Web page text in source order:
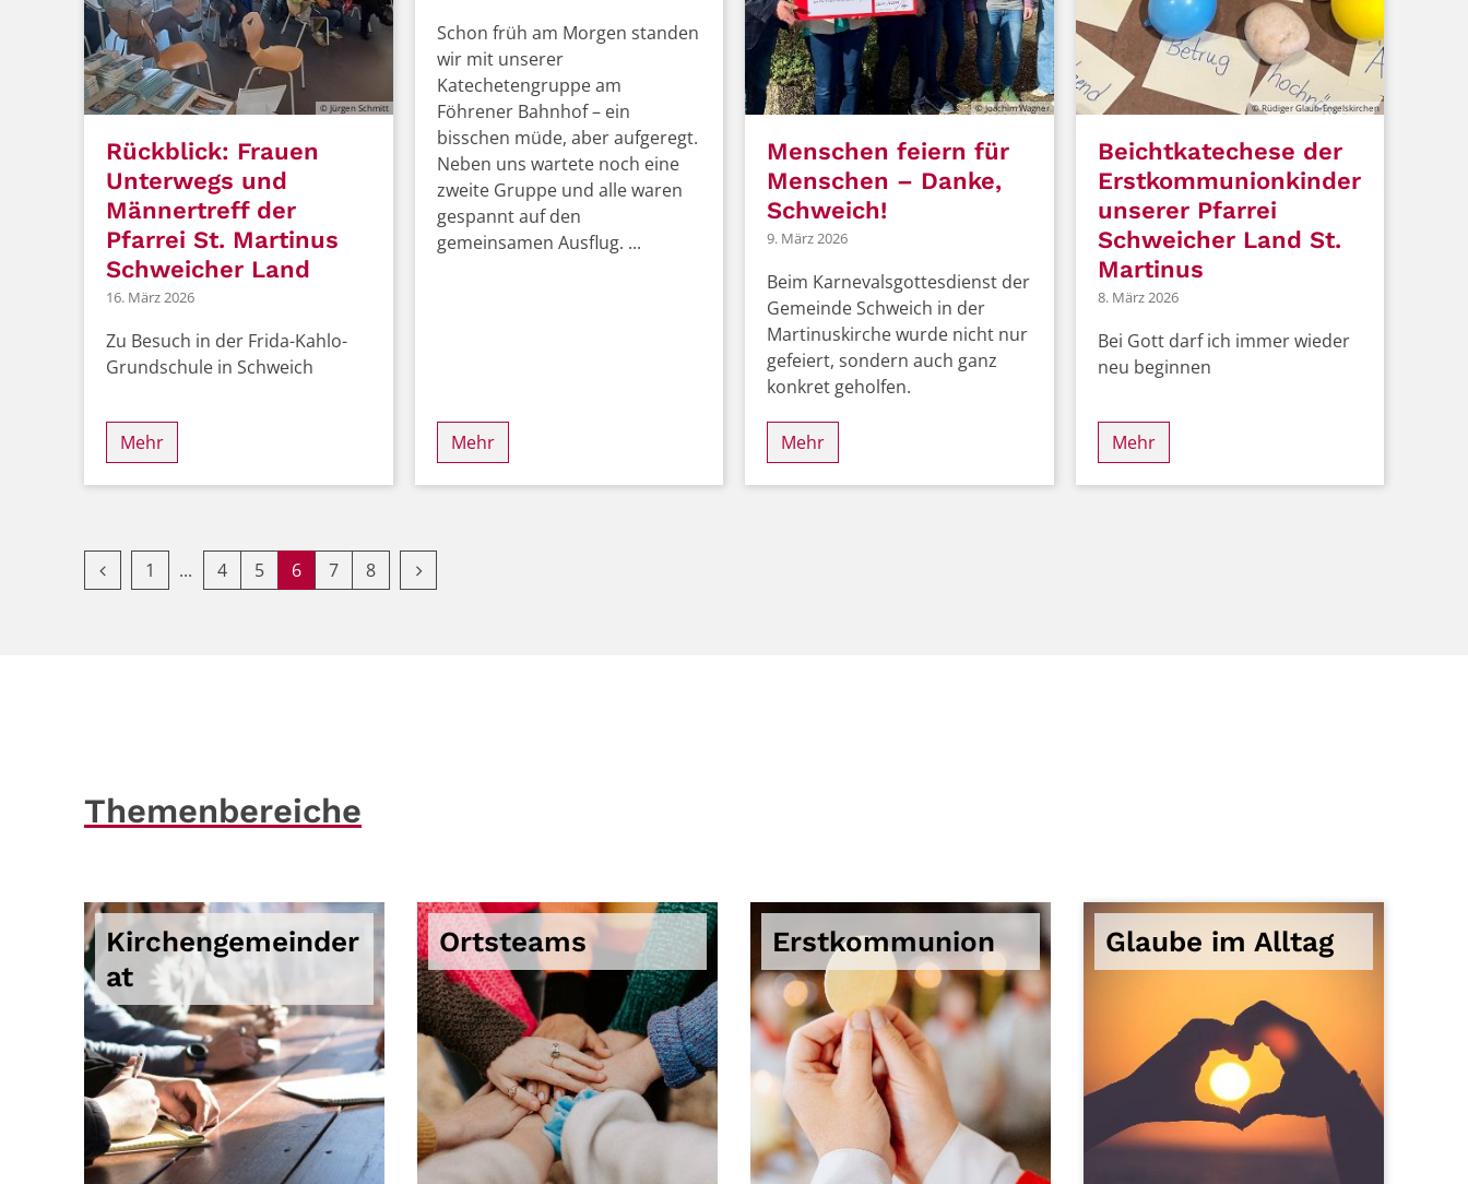
© Jürgen Schmitt
Rückblick: Frauen
Unterwegs und
Männertreff der
Pfarrei St. Martinus
Schweicher Land
16. März 2026
Zu Besuch in der Frida-Kahlo-
Grundschule in Schweich
Mehr
Schon früh am Morgen standen
wir mit unserer
Katechetengruppe am
Föhrener Bahnhof – ein
bisschen müde, aber aufgeregt.
Neben uns wartete noch eine
zweite Gruppe und alle waren
gespannt auf den
gemeinsamen Ausflug. ...
Mehr
© Joachim Wagner
Menschen feiern für
Menschen – Danke,
Schweich!
9. März 2026
Beim Karnevalsgottesdienst der
Gemeinde Schweich in der
Martinuskirche wurde nicht nur
gefeiert, sondern auch ganz
konkret geholfen.
Mehr
© Rüdiger Glaub-Engelskirchen
Beichtkatechese der
Erstkommunionkinder
unserer Pfarrei
Schweicher Land St.
Martinus
8. März 2026
Bei Gott darf ich immer wieder
neu beginnen
Mehr
Vorherige Seite
Erste Seite
1 4 5 6 7 8 Nächste Seite
Themenbereiche
Kirchengemeinder
at
Ortsteams Erstkommunion Glaube im Alltag